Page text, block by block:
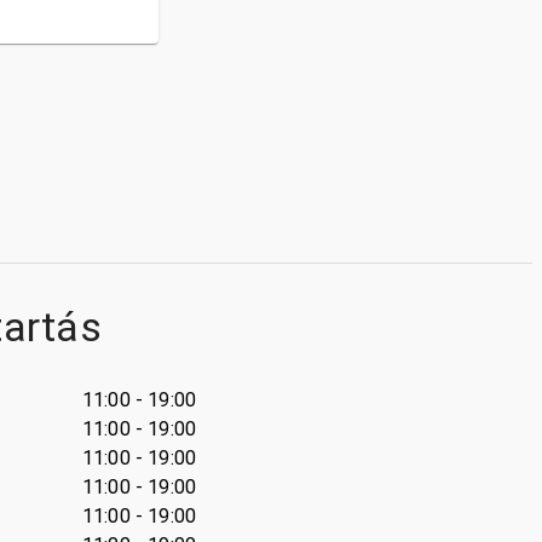
11:00 - 19:00
11:00 - 19:00
11:00 - 19:00
11:00 - 19:00
11:00 - 19:00